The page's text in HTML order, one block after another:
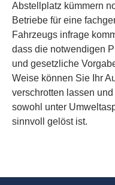
Abstellplatz kümmern
Betriebe für eine
Fahrzeugs infrage
dass die notwendigen
und gesetzliche
Weise können Sie Ihr
verschrotten lassen
sowohl unter
sinnvoll gelöst ist.